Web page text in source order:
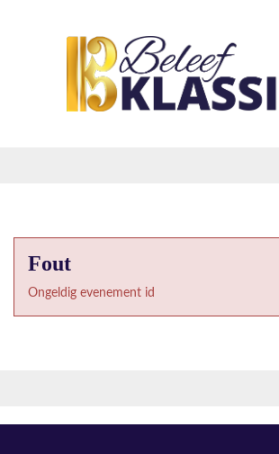
Fout
Ongeldig evenement id